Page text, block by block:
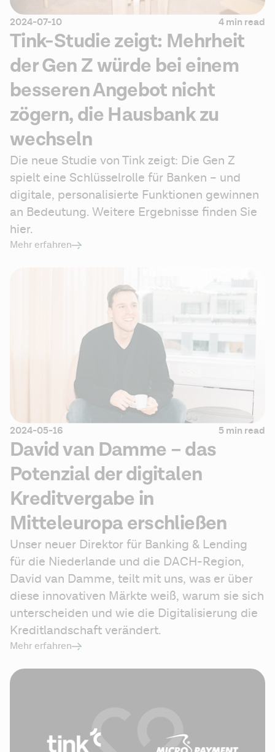
2024-07-10 4 min read
Tink-Studie zeigt: Mehrheit
der Gen Z würde bei einem
besseren Angebot nicht
zögern, die Hausbank zu
wechseln
Die neue Studie von Tink zeigt: Die Gen Z
spielt eine Schlüsselrolle für Banken – und
digitale, personalisierte Funktionen gewinnen
an Bedeutung. Weitere Ergebnisse finden Sie
hier.
Mehr erfahren
2024-05-16 5 min read
David van Damme – das
Potenzial der digitalen
Kreditvergabe in
Mitteleuropa erschließen
Unser neuer Direktor für Banking & Lending
für die Niederlande und die DACH-Region,
David van Damme, teilt mit uns, was er über
diese innovativen Märkte weiß, warum sie sich
unterscheiden und wie die Digitalisierung die
Kreditlandschaft verändert.
Mehr erfahren